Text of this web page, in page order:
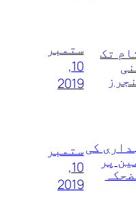
تک
ستمبر
10,
2019
کی
پر
ستمبر
10,
2019